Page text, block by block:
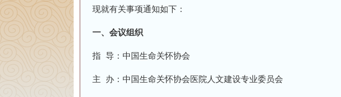
现就有关事项通知如下：
一、会议组织
指 导：中国生命关怀协会
主 办：中国生命关怀协会医院人文建设专业委员会